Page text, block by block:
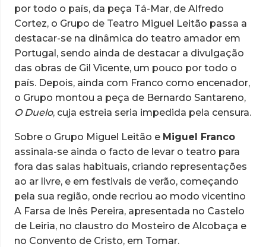
por todo o país, da peça Tá-Mar, de Alfredo
Cortez, o Grupo de Teatro Miguel Leitão passa a
destacar-se na dinâmica do teatro amador em
Portugal, sendo ainda de destacar a divulgação
das obras de Gil Vicente, um pouco por todo o
país. Depois, ainda com Franco como encenador,
o Grupo montou a peça de Bernardo Santareno,
O Duelo, cuja estreia seria impedida pela censura.
Sobre o Grupo Miguel Leitão e Miguel Franco
assinala-se ainda o facto de levar o teatro para
fora das salas habituais, criando representações
ao ar livre, e em festivais de verão, começando
pela sua região, onde recriou ao modo vicentino
A Farsa de Inês Pereira, apresentada no Castelo
de Leiria, no claustro do Mosteiro de Alcobaça e
no Convento de Cristo, em Tomar.